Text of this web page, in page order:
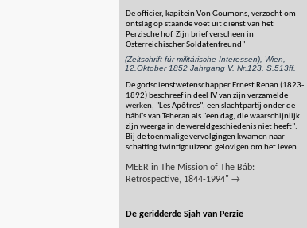
De officier, kapitein Von Goumons, verzocht om
ontslag op staande voet uit dienst van het
Perzische hof. Zijn brief verscheen in
Österreichischer Soldatenfreund"
(Zeitschrift für militärische Interessen), Wien,
12.Oktober 1852 Jahrgang V, Nr.123, S.513ff.
De godsdienstwetenschapper Ernest Renan (1823-
1892) beschreef in deel IV van zijn verzamelde
werken, "Les Apôtres", een slachtpartij onder de
bábí's van Teheran als "een dag, die waarschijnlijk
zijn weerga in de wereldgeschiedenis niet heeft".
Bij de toenmalige vervolgingen kwamen naar
schatting twintigduizend gelovigen om het leven.
MEER in The Mission of The Báb:
Retrospective, 1844-1994" →
De geridderde Sjah van Perzië